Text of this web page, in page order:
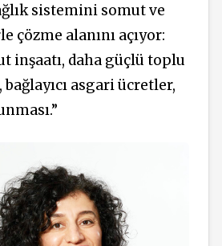
sistemini somut ve
çözme alanını açıyor:
inşaatı, daha güçlü toplu
asgari ücretler,